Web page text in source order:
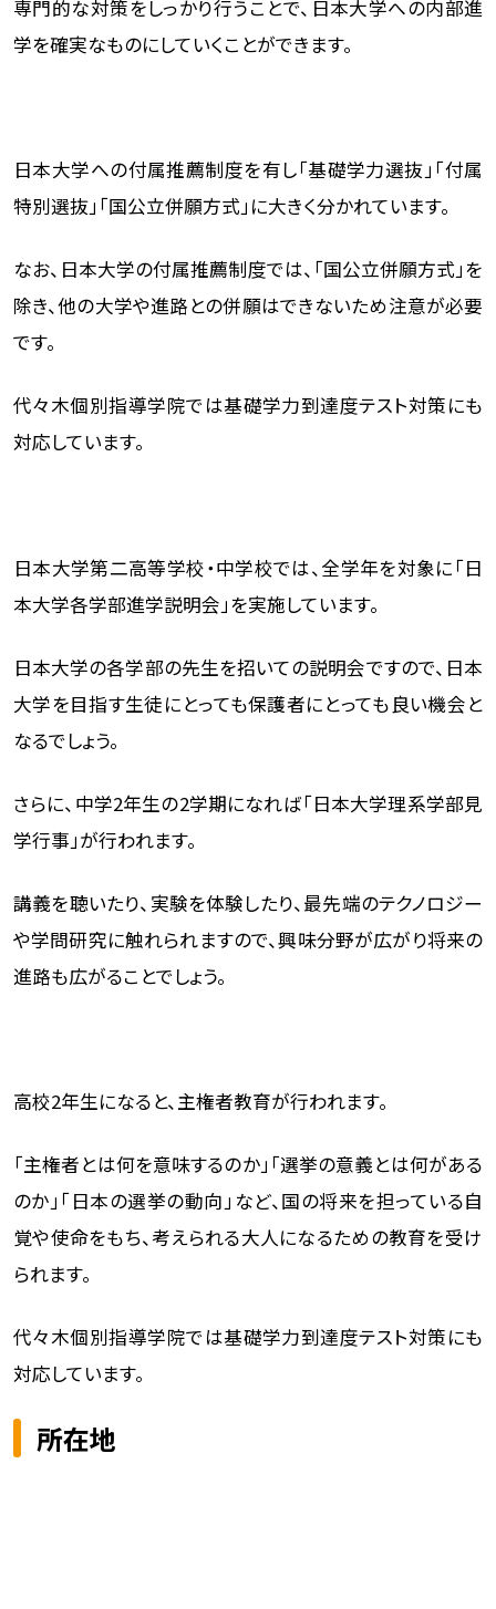
専門的な対策をしっかり行うことで、日本大学への内部進
学を確実なものにしていくことができます。
日本大学への付属推薦制度を有し「基礎学力選抜」「付属
特別選抜」「国公立併願方式」に大きく分かれています。
なお、日本大学の付属推薦制度では、「国公立併願方式」を
除き、他の大学や進路との併願はできないため注意が必要
です。
代々木個別指導学院では基礎学力到達度テスト対策にも
対応しています。
日本大学第二高等学校・中学校では、全学年を対象に「日
本大学各学部進学説明会」を実施しています。
日本大学の各学部の先生を招いての説明会ですので、日本
大学を目指す生徒にとっても保護者にとっても良い機会と
なるでしょう。
さらに、中学2年生の2学期になれば「日本大学理系学部見
学行事」が行われます。
講義を聴いたり、実験を体験したり、最先端のテクノロジー
や学問研究に触れられますので、興味分野が広がり将来の
進路も広がることでしょう。
高校2年生になると、主権者教育が行われます。
「主権者とは何を意味するのか」「選挙の意義とは何がある
のか」「日本の選挙の動向」など、国の将来を担っている自
覚や使命をもち、考えられる大人になるための教育を受け
られます。
代々木個別指導学院では基礎学力到達度テスト対策にも
対応しています。
所在地